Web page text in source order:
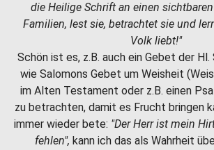
die Heilige Schrift an einen
Familien, lest sie, betrachtet sie und
Volk liebt!"
Schön ist es, z.B. auch ein Gebet der
wie Salomons Gebet um Weisheit
im Alten Testament oder z.B. einen
zu betrachten, damit es Frucht bringen
immer wieder bete: "Der Herr ist mein
fehlen", kann ich das als Wahrheit